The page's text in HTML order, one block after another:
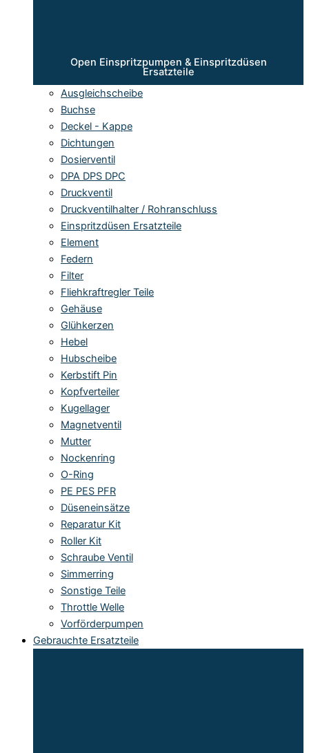
Open Einspritzpumpen & Einspritzdüsen
Ersatzteile
Ausgleichscheibe
Buchse
Deckel - Kappe
Dichtungen
Dosierventil
DPA DPS DPC
Druckventil
Druckventilhalter / Rohranschluss
Einspritzdüsen Ersatzteile
Element
Federn
Filter
Fliehkraftregler Teile
Gehäuse
Glühkerzen
Hebel
Hubscheibe
Kerbstift Pin
Kopfverteiler
Kugellager
Magnetventil
Mutter
Nockenring
O-Ring
PE PES PFR
Düseneinsätze
Reparatur Kit
Roller Kit
Schraube Ventil
Simmerring
Sonstige Teile
Throttle Welle
Vorförderpumpen
Gebrauchte Ersatzteile